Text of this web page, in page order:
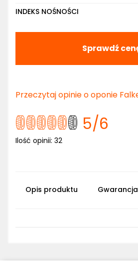
INDEKS NOŚNOŚCI
Sprawdź
Przeczytaj opinie o oponie
5/6
Ilość opinii: 32
Opis produktu Gwarancja